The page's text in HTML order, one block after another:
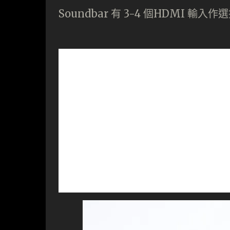
Soundbar 有 3-4 個HDMI 輸入作選